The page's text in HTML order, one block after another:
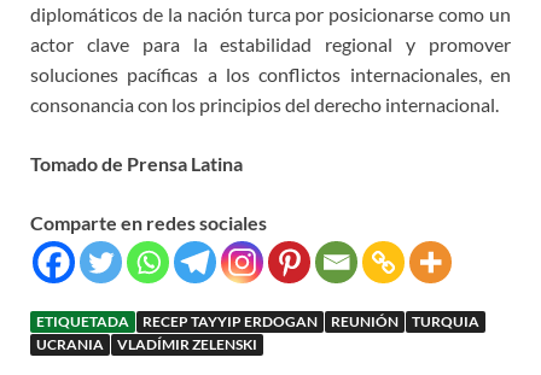
diplomáticos de la nación turca por posicionarse como un
actor clave para la estabilidad regional y promover
soluciones pacíficas a los conflictos internacionales, en
consonancia con los principios del derecho internacional.
Tomado de Prensa Latina
Comparte en redes sociales
ETIQUETADA RECEP TAYYIP ERDOGAN REUNIÓN
TURQUIA
UCRANIA
VLADÍMIR ZELENSKI